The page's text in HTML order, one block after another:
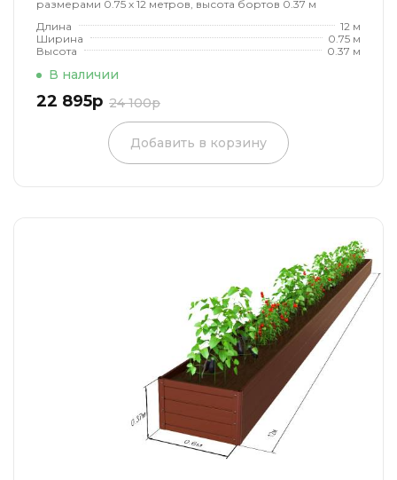
размерами 0.75 х 12 метров, высота бортов 0.37 м
Длина
12 м
Ширина
0.75 м
Высота
0.37 м
В наличии
22 895р 24 100р
Добавить в корзину